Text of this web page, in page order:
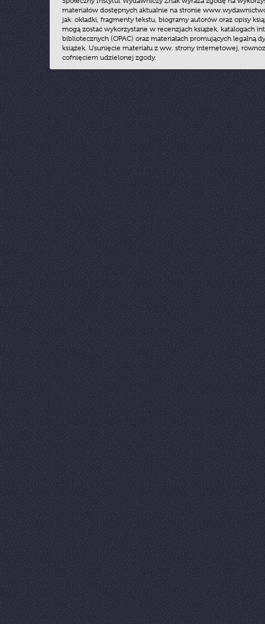
materiałów dostępnych aktualnie na stronie
jak: okładki, fragmenty tekstu, biogramy autorów oraz opisy
mogą zostać wykorzystane w recenzjach książek, katalogach
bibliotecznych (OPAC) oraz materiałach promujących legalną
książek. Usunięcie materiału z ww. strony internetowej,
cofnięciem udzielonej zgody.